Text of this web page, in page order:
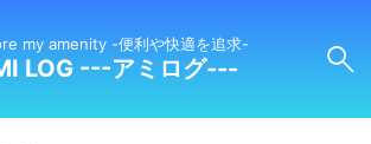
my amenity -便利や快適を追求-
LOG ---アミログ---